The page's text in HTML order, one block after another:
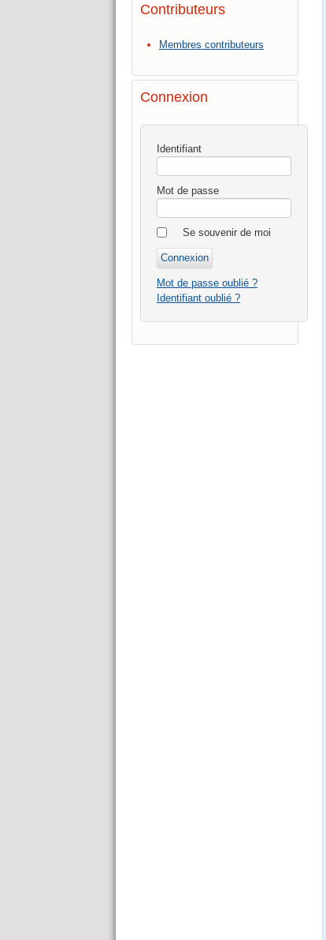
Contributeurs
Membres contributeurs
Connexion
Identifiant
Mot de passe
Se souvenir de moi
Mot de passe oublié ?
Identifiant oublié ?